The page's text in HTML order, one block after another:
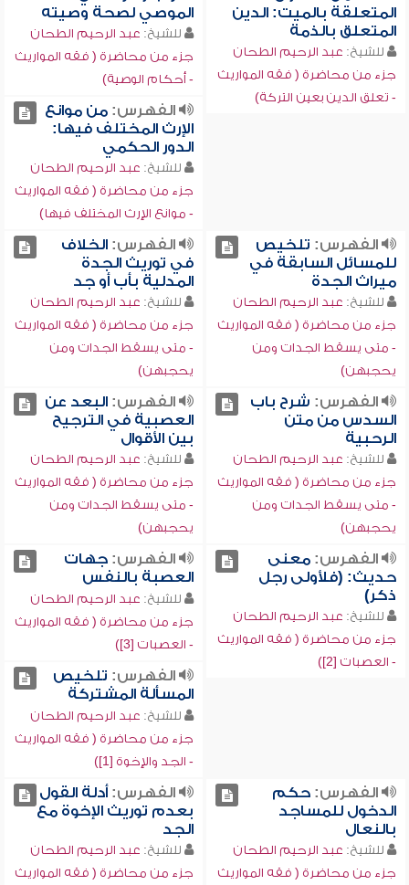
المتعلقة بالميت: الدين
المتعلق بالذمة
للشيخ: عبد الرحيم الطحان
جزء من محاضرة ( فقه المواريث
- تعلق الدين بعين التركة)
الموصي لصحة وصيته
للشيخ: عبد الرحيم الطحان
جزء من محاضرة ( فقه المواريث
- أحكام الوصية)
الفهرس:من موانع
الإرث المختلف فيها:
الدور الحكمي
للشيخ: عبد الرحيم الطحان
جزء من محاضرة ( فقه المواريث
- موانع الإرث المختلف فيها)
الفهرس: تلخيص
للمسائل السابقة في
ميراث الجدة
للشيخ: عبد الرحيم الطحان
جزء من محاضرة ( فقه المواريث
- متى يسقط الجدات ومن
يحجبهن)
الفهرس:الخلاف
في توريث الجدة
المدلية بأب أو جد
للشيخ: عبد الرحيم الطحان
جزء من محاضرة ( فقه المواريث
- متى يسقط الجدات ومن
يحجبهن)
الفهرس: شرح باب
السدس من متن
الرحبية
للشيخ: عبد الرحيم الطحان
جزء من محاضرة ( فقه المواريث
- متى يسقط الجدات ومن
يحجبهن)
الفهرس:البعد عن
العصبية في الترجيح
بين الأقوال
للشيخ: عبد الرحيم الطحان
جزء من محاضرة ( فقه المواريث
- متى يسقط الجدات ومن
يحجبهن)
الفهرس:معنى
حديث: (فلأولى رجل
ذكر)
للشيخ: عبد الرحيم الطحان
جزء من محاضرة ( فقه المواريث
- العصبات [2])
الفهرس:جهات
العصبة بالنفس
للشيخ: عبد الرحيم الطحان
جزء من محاضرة ( فقه المواريث
- العصبات [3])
الفهرس: تلخيص
المسألة المشتركة
للشيخ: عبد الرحيم الطحان
جزء من محاضرة ( فقه المواريث
- الجد والإخوة [1])
الفهرس:حكم
الدخول للمساجد
بالنعال
للشيخ: عبد الرحيم الطحان
جزء من محاضرة ( فقه المواريث
الفهرس:أدلة القول
بعدم توريث الإخوة مع
الجد
للشيخ: عبد الرحيم الطحان
جزء من محاضرة ( فقه المواريث